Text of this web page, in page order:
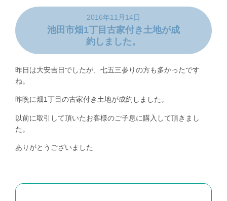
2016年11月14日
池田市畑1丁目古家付き土地が成
約しました。
昨日は大安吉日でしたが、七五三参りの方も多かったです
ね。
昨晩に畑1丁目の古家付き土地が成約しました。
以前に取引して頂いたお客様のご子息に購入して頂きまし
た。
ありがとうございました